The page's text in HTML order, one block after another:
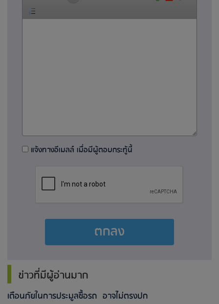
แจ้งทางอีเมลล์ เมื่อมีผู้ตอบกระทู้นี้
ตกลง
ข่าวที่มีผู้อ่านมาก
เตือนภัยในการประมูลซื้อรถ อาจไม่ตรงปก